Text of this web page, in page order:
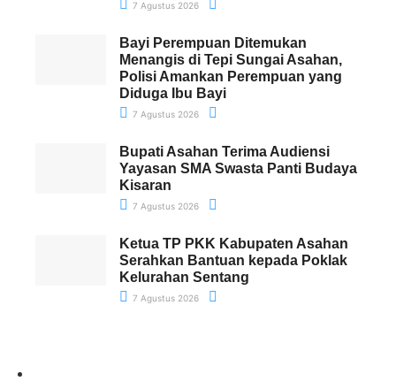
7 Agustus 2026
Bayi Perempuan Ditemukan
Menangis di Tepi Sungai Asahan,
Polisi Amankan Perempuan yang
Diduga Ibu Bayi
7 Agustus 2026
Bupati Asahan Terima Audiensi
Yayasan SMA Swasta Panti Budaya
Kisaran
7 Agustus 2026
Ketua TP PKK Kabupaten Asahan
Serahkan Bantuan kepada Poklak
Kelurahan Sentang
7 Agustus 2026